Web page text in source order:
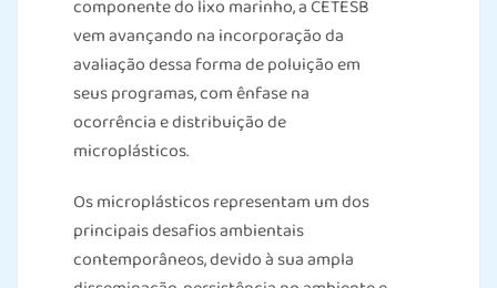
componente do lixo marinho, a CETESB
vem avançando na incorporação da
avaliação dessa forma de poluição em
seus programas, com ênfase na
ocorrência e distribuição de
microplásticos.
Os microplásticos representam um dos
principais desafios ambientais
contemporâneos, devido à sua ampla